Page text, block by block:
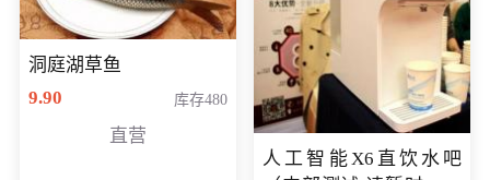
洞庭湖草鱼
9.90
库存480
直营
人工智能X6直饮水吧